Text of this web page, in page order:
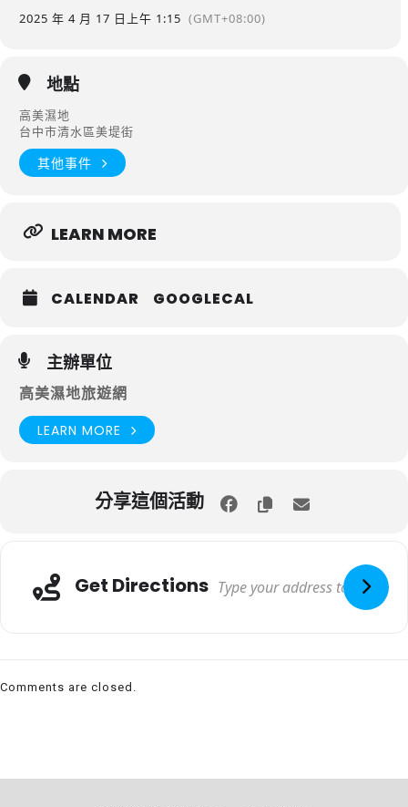
2025 年 4 月 17 日 上午 1:15 (GMT+08:00)
地點
高美濕地
台中市清水區美堤街
其他事件
LEARN MORE
CALENDAR GOOGLECAL
主辦單位
高美濕地旅遊網
LEARN MORE
分享這個活動
Get Directions
Comments are closed.